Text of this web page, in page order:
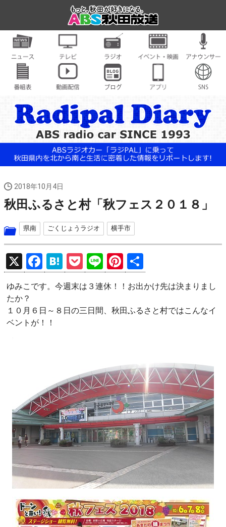
2018年10月4日
秋田ふるさと村「秋フェス２０１８」
県南 ごくじょうラジオ 横手市
X
F
a
ce
b
o
H
at
e
n
P
o
ck
et
Li
n
e
Pi
nt
er
es
有
ゆみこです。今週末は３連休！！お出かけ先は決まりまし
たか？
１０月６日～８日の三日間、秋田ふるさと村ではこんなイ
ベントが！！